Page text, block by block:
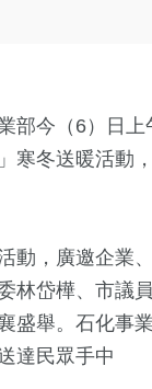
部今（6）日
寒冬送暖活動
動，廣邀企業
林岱樺、市議
盛舉。石化事
達民眾手中